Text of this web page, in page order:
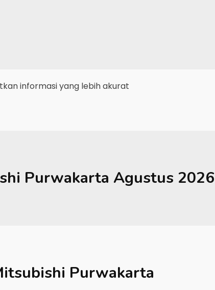
informasi yang lebih akurat
Purwakarta Agustus 2026
Purwakarta